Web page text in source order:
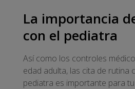
La importancia
con el pediatra
Así como los controles
edad adulta, las cita de rutina
pediatra es importante para